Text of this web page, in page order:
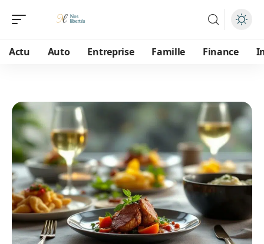
Actu Auto Entreprise Famille Finance